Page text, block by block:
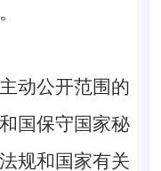
动公开范围的
国保守国家秘
规和国家有关